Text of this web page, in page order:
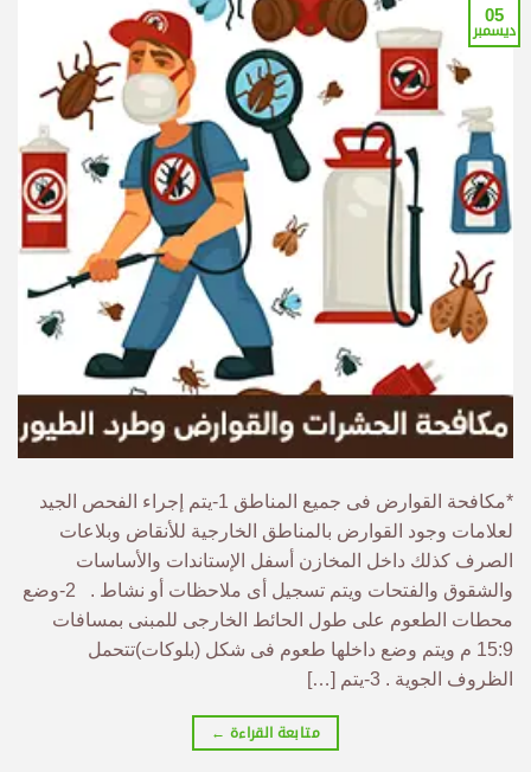
05
ديسمبر
*مكافحة القوارض فى جميع المناطق 1-يتم إجراء الفحص الجيد
لعلامات وجود القوارض بالمناطق الخارجية للأنقاض وبلاعات
الصرف كذلك داخل المخازن أسفل الإستاندات والأساسات
والشقوق والفتحات ويتم تسجيل أى ملاحظات أو نشاط . 2-وضع
محطات الطعوم على طول الحائط الخارجى للمبنى بمسافات
15:9 م ويتم وضع داخلها طعوم فى شكل (بلوكات)تتحمل
الظروف الجوية . 3-يتم […]
متابعة القراءة ←